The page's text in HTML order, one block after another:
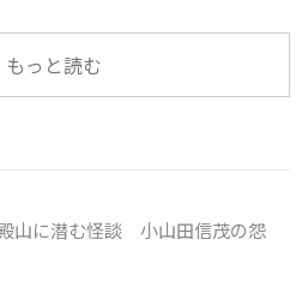
もっと読む
山に潜む怪談 小山田信茂の怨